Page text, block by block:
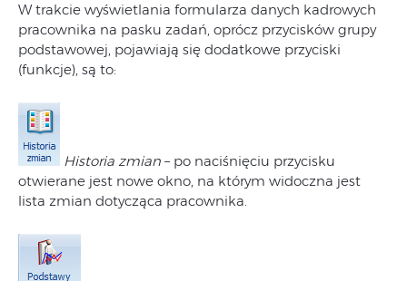
W trakcie wyświetlania formularza danych kadrowych
pracownika na pasku zadań, oprócz przycisków grupy
podstawowej, pojawiają się dodatkowe przyciski
(funkcje), są to:
Historia zmian – po naciśnięciu przycisku
otwierane jest nowe okno, na którym widoczna jest
lista zmian dotycząca pracownika.